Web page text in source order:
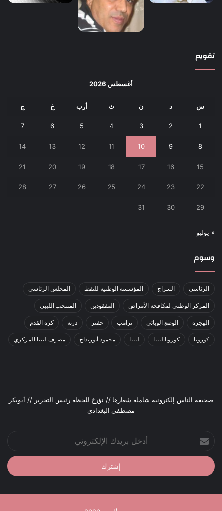
تقويم
أغسطس 2026
س د ن ث أرب خ ج
1
2
3
4
5
6
7
8
9
10
11
12
13
14
15
16
17
18
19
20
21
22
23
24
25
26
27
28
29
30
31
« يوليو
وسوم
الرئاسي السراج المؤسسة الوطنية للنفط المجلس الرئاسي
المركز الوطني لمكافحة الأمراض المفقودين المنتخب الليبي
الهجرة الوضع الوبائي ترامب حفتر درنة كرة القدم
كورونا كورونا ليبيا ليبيا محمود أبوزنداح مصرف ليبيا المركزي
صحيقة الناس إلكترونية شاملة شعارها // نؤرخ للحظة رئيس التحرير // أبوبكر
مصطفى البغدادي
بريدك
الإلكتروني